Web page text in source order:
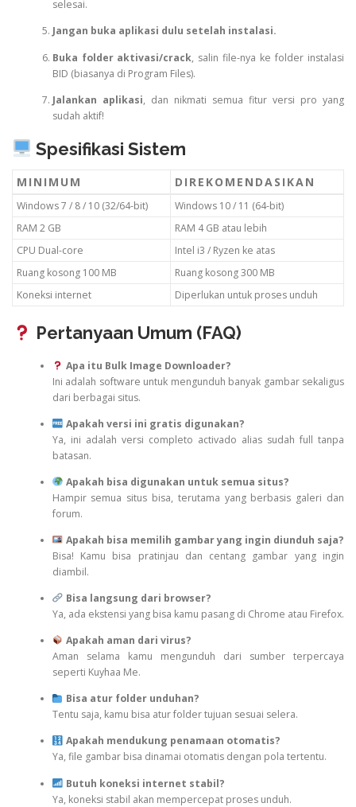
selesai.
Jangan buka aplikasi dulu setelah instalasi.
Buka folder aktivasi/crack, salin file-nya ke folder instalasi
BID (biasanya di Program Files).
Jalankan aplikasi, dan nikmati semua fitur versi pro yang
sudah aktif!
Spesifikasi Sistem
MINIMUM DIREKOMENDASIKAN
Windows 7 / 8 / 10 (32/64-bit)
Windows 10 / 11 (64-bit)
RAM 2 GB
RAM 4 GB atau lebih
CPU Dual-core
Intel i3 / Ryzen ke atas
Ruang kosong 100 MB
Ruang kosong 300 MB
Koneksi internet
Diperlukan untuk proses unduh
Pertanyaan Umum (FAQ)
Apa itu Bulk Image Downloader?
Ini adalah software untuk mengunduh banyak gambar sekaligus
dari berbagai situs.
Apakah versi ini gratis digunakan?
Ya, ini adalah versi completo activado alias sudah full tanpa
batasan.
Apakah bisa digunakan untuk semua situs?
Hampir semua situs bisa, terutama yang berbasis galeri dan
forum.
Apakah bisa memilih gambar yang ingin diunduh saja?
Bisa! Kamu bisa pratinjau dan centang gambar yang ingin
diambil.
Bisa langsung dari browser?
Ya, ada ekstensi yang bisa kamu pasang di Chrome atau Firefox.
Apakah aman dari virus?
Aman selama kamu mengunduh dari sumber terpercaya
seperti Kuyhaa Me.
Bisa atur folder unduhan?
Tentu saja, kamu bisa atur folder tujuan sesuai selera.
Apakah mendukung penamaan otomatis?
Ya, file gambar bisa dinamai otomatis dengan pola tertentu.
Butuh koneksi internet stabil?
Ya, koneksi stabil akan mempercepat proses unduh.